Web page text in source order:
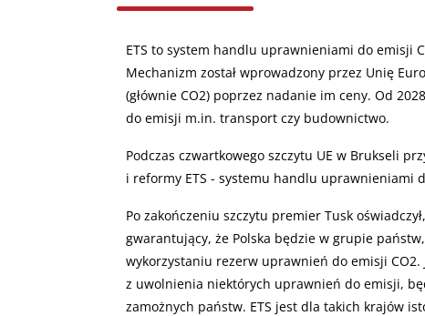
ETS to system handlu uprawnieniami do emisji
Mechanizm został wprowadzony przez Unię
(głównie CO2) poprzez nadanie im ceny. Od
do emisji m.in. transport czy budownictwo.
Podczas czwartkowego szczytu UE w Brukseli
i reformy ETS - systemu handlu uprawnieniami
Po zakończeniu szczytu premier Tusk
gwarantujący, że Polska będzie w grupie
wykorzystaniu rezerw uprawnień do emisji CO2.
z uwolnienia niektórych uprawnień do emisji,
zamożnych państw. ETS jest dla takich krajów